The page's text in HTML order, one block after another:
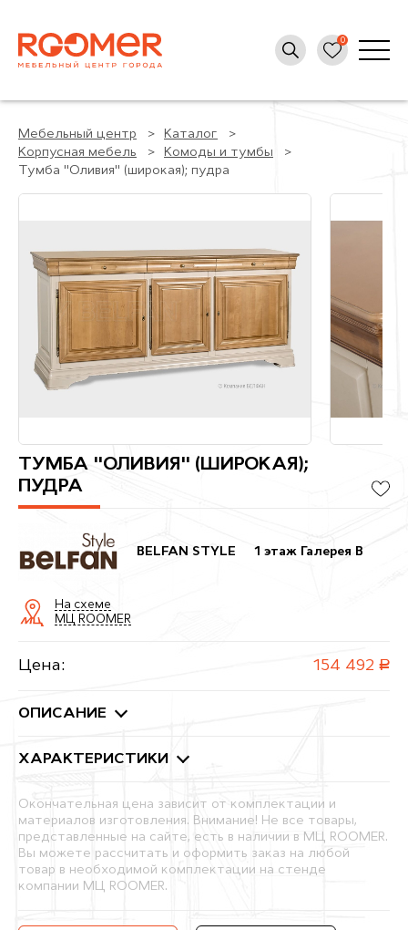
Мебельный центр
Каталог
Корпусная мебель
Комоды и тумбы
Тумба "Оливия" (широкая); пудра
ТУМБА "ОЛИВИЯ" (ШИРОКАЯ);
ПУДРА
BELFAN STYLE 1 этаж Галерея B
На схеме
МЦ ROOMER
Цена: 154 492 руб.
ОПИСАНИЕ
ХАРАКТЕРИСТИКИ
Окончательная цена зависит от комплектации и
материалов изготовления. Внимание! Не все товары,
представленные на сайте, есть в наличии в МЦ ROOMER.
Вы можете рассчитать и оформить заказ на любой
товар в необходимой комплектации на стенде
компании МЦ ROOMER.